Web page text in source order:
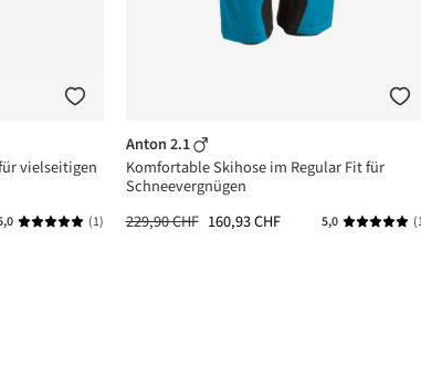
vielseitigen
Durchschnittliche Bewertung von 5 von 5 Sternen
(1)
Anton 2.1
Komfortable Skihose im Regular Fit für
Schneevergnügen
229,90 CHF 160,93 CHF 5,0